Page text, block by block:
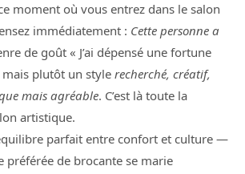
moment où vous entrez dans le salon
immédiatement : Cette personne a
de goût « J’ai dépensé une fortune
mais plutôt un style recherché, créatif,
mais agréable. C’est là toute la
artistique.
parfait entre confort et culture —
préférée de brocante se marie